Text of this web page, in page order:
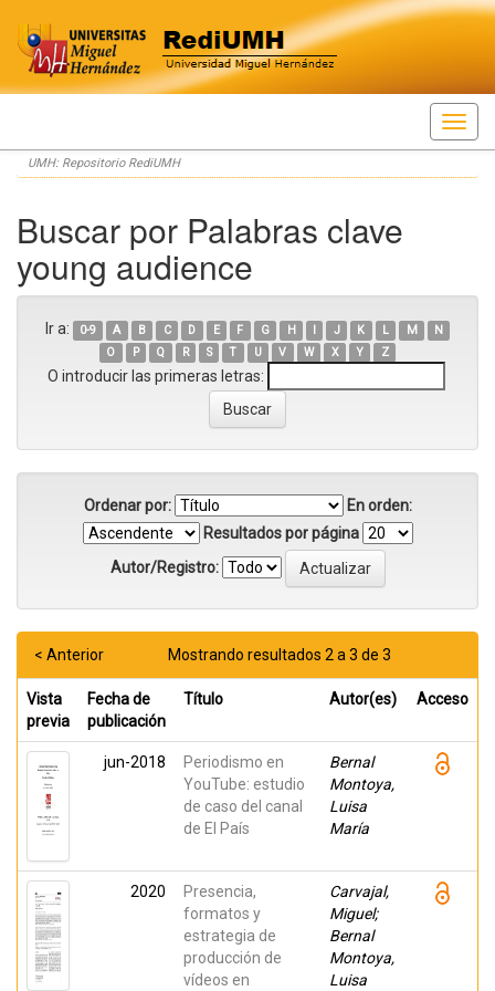
Skip
navigation
UMH: Repositorio RediUMH
Buscar por Palabras clave
young audience
Ir a: 0-9 A B C D E F G H I J K L M
N
O
P Q R S T U V W X Y Z
O introducir las primeras letras:
Ordenar por:
En orden:
Resultados por página
Autor/Registro:
Mostrando resultados 2 a 3 de 3
< Anterior
Vista
previa
Fecha de
publicación
Título Autor(es) Acceso
jun-2018
Periodismo en
YouTube: estudio
de caso del canal
de El País
Bernal
Montoya,
Luisa
María
2020
Presencia,
formatos y
estrategia de
producción de
vídeos en
Carvajal,
Miguel;
Bernal
Montoya,
Luisa